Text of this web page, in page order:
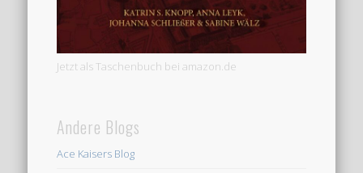
Jetzt als Taschenbuch bei amazon.de
Andere Blogs
Ace Kaisers Blog